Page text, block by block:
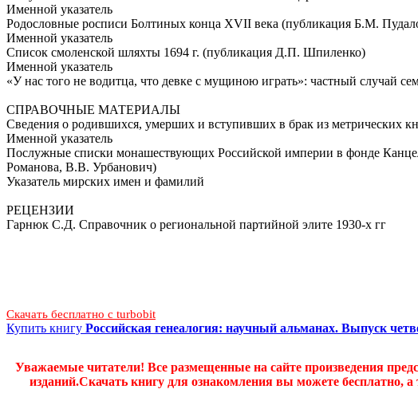
Именной указатель
Родословные росписи Болтиных конца XVII века (публикация Б.М.
Именной указатель
Список смоленской шляхты 1694 г. (публикация Д.П. Шпиленко)
Именной указатель
«У нас того не водитца, что девке с мущиною играть»: частный случай
СПРАВОЧНЫЕ МАТЕРИАЛЫ
Сведения о родившихся, умерших и вступивших в брак из метрических
Именной указатель
Послужные списки монашествующих Российской империи в фонде
Романова, В.В. Урбанович)
Указатель мирских имен и фамилий
РЕЦЕНЗИИ
Гарнюк С.Д. Справочник о региональной партийной элите 1930-х гг
Скачать бесплатно c turbobit
Купить книгу Российская генеалогия: научный альманах. Выпуск
Уважаемые читатели! Все размещенные на сайте произведения
изданий.Скачать книгу для ознакомления вы можете бесплатно,